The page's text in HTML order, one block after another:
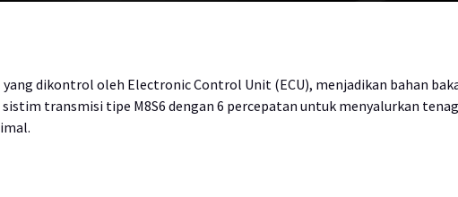
dikontrol oleh Electronic Control Unit (ECU), menjadikan bahan
transmisi tipe M8S6 dengan 6 percepatan untuk menyalurkan